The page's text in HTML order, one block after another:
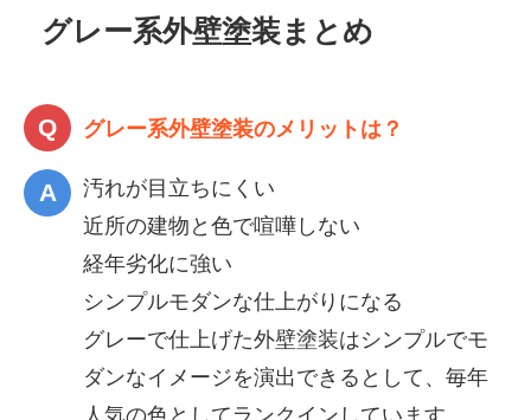
グレー系外壁塗装まとめ
グレー系外壁塗装のメリットは？
汚れが目立ちにくい
近所の建物と色で喧嘩しない
経年劣化に強い
シンプルモダンな仕上がりになる
グレーで仕上げた外壁塗装はシンプルでモ
ダンなイメージを演出できるとして、毎年
人気の色としてランクインしています。